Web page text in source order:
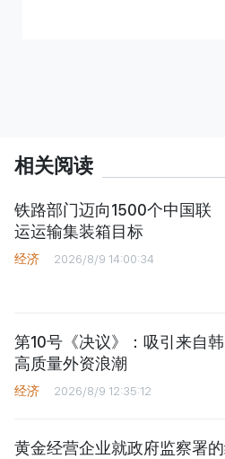
相关阅读
铁路部门迈向1500个中国联
运运输集装箱目标
经济 2026/8/9 14:00:34
第10号《决议》：吸引来自
高质量外资浪潮
经济 2026/8/9 12:35:12
黄金经营企业就政府监察署